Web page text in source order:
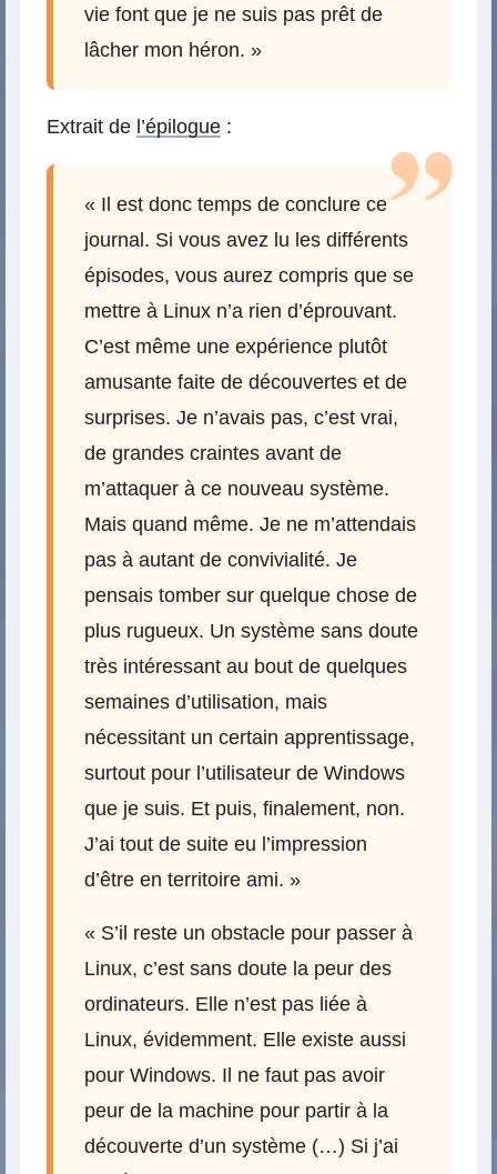
vie font que je ne suis pas prêt de
lâcher mon héron. »
Extrait de l’épilogue :
« Il est donc temps de conclure ce
journal. Si vous avez lu les différents
épisodes, vous aurez compris que se
mettre à Linux n’a rien d’éprouvant.
C’est même une expérience plutôt
amusante faite de découvertes et de
surprises. Je n’avais pas, c’est vrai,
de grandes craintes avant de
m’attaquer à ce nouveau système.
Mais quand même. Je ne m’attendais
pas à autant de convivialité. Je
pensais tomber sur quelque chose de
plus rugueux. Un système sans doute
très intéressant au bout de quelques
semaines d’utilisation, mais
nécessitant un certain apprentissage,
surtout pour l’utilisateur de Windows
que je suis. Et puis, finalement, non.
J’ai tout de suite eu l’impression
d’être en territoire ami. »
« S’il reste un obstacle pour passer à
Linux, c’est sans doute la peur des
ordinateurs. Elle n’est pas liée à
Linux, évidemment. Elle existe aussi
pour Windows. Il ne faut pas avoir
peur de la machine pour partir à la
découverte d’un système (…) Si j’ai